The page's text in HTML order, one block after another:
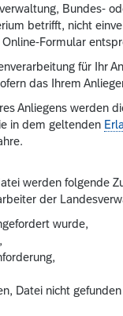
Bundes-
betrifft, nicht
Formular
für Ihr
das Ihrem
Anliegens werden
in dem geltenden
werden folgende
der
wurde,
Datei nicht